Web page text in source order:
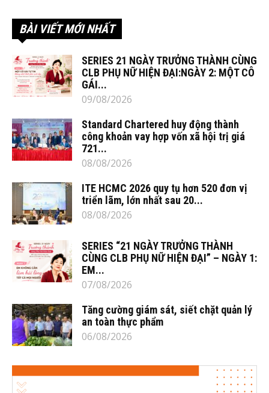
BÀI VIẾT MỚI NHẤT
SERIES 21 NGÀY TRƯỞNG THÀNH CÙNG
CLB PHỤ NỮ HIỆN ĐẠI:NGÀY 2: MỘT CÔ
GÁI...
09/08/2026
Standard Chartered huy động thành
công khoản vay hợp vốn xã hội trị giá
721...
08/08/2026
ITE HCMC 2026 quy tụ hơn 520 đơn vị
triển lãm, lớn nhất sau 20...
08/08/2026
SERIES “21 NGÀY TRƯỞNG THÀNH
CÙNG CLB PHỤ NỮ HIỆN ĐẠI” – NGÀY 1:
EM...
07/08/2026
Tăng cường giám sát, siết chặt quản lý
an toàn thực phẩm
06/08/2026